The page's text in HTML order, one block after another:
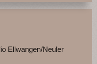
Ellwangen/Neuler